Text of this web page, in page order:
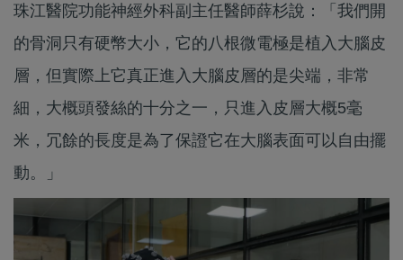
珠江醫院功能神經外科副主任醫師薛杉說：「我們開
的骨洞只有硬幣大小，它的八根微電極是植入大腦皮
層，但實際上它真正進入大腦皮層的是尖端，非常
細，大概頭發絲的十分之一，只進入皮層大概5毫
米，冗餘的長度是為了保證它在大腦表面可以自由擺
動。」